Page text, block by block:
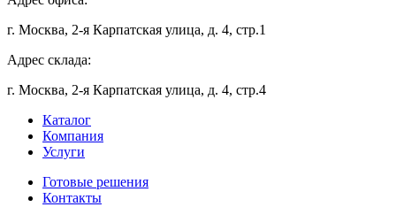
г. Москва, 2-я Карпатская улица, д. 4, стр.1
Адрес склада:
г. Москва, 2-я Карпатская улица, д. 4, стр.4
Каталог
Компания
Услуги
Готовые решения
Контакты